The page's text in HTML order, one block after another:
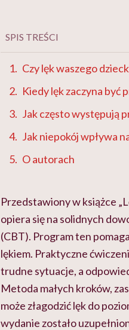
SPIS TREŚCI
Czy lęk waszego
Kiedy lęk zaczyna być
Jak często występują
Jak niepokój wpływa
O autorach
Przedstawiony w książce
opiera się na solidnych
(CBT). Program ten
lękiem. Praktyczne
trudne sytuacje, a
Metoda małych kroków,
może złagodzić lęk do
wydanie zostało